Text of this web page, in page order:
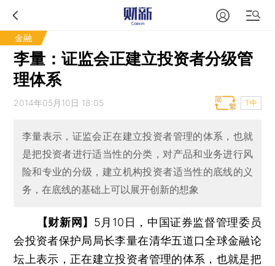
金融
李量：证监会正建立投资者分级管
理体系
2014年05月10日 18:05 T中
李量表示，证监会正在建立投资者管理的体系，也就
是把投资者进行适当性的分类，对产品和业务进行风
险和专业的分级，建立机构投资者适当性的底线的义
务，在底线的基础上可以展开创新的想象
【财新网】 5月10日，中国证券监督管理委员
会投资者保护局局长李量在清华五道口全球金融论
坛上表示，正在建立投资者管理的体系，也就是把